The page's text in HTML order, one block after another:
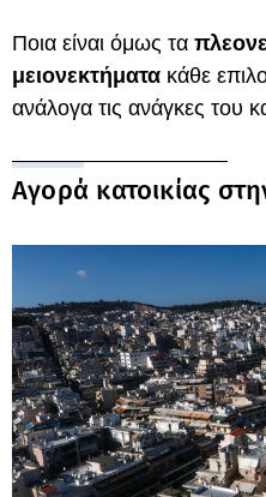
Ποια είναι όμως τα
μειονεκτήματα κάθε
ανάλογα τις ανάγκες του
Αγορά κατοικίας